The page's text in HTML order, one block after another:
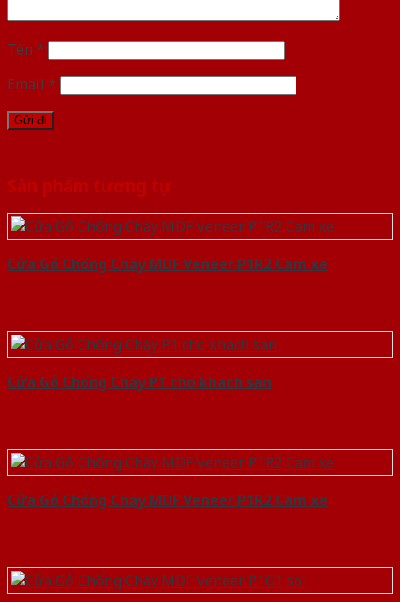
Tên *
Email *
Sản phẩm tương tự
Cửa Gỗ Chống Cháy MDF Veneer P1R2 Cam xe
Cửa Gỗ Chống Cháy P1 cho khach san
Cửa Gỗ Chống Cháy MDF Veneer P1R2 Cam xe